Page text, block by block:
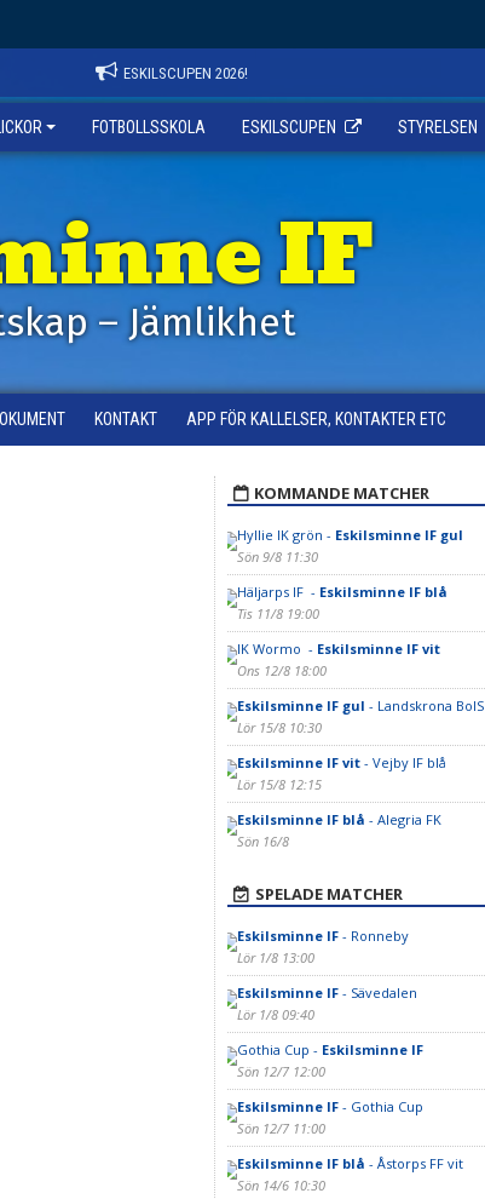
ESKILSCUPEN 2026!
FOTBOLLSSKOLA ESKILSCUPEN STYRELSEN
IF
– Jämlikhet
KONTAKT APP FÖR KALLELSER, KONTAKTER ETC
KOMMANDE MATCHER
Hyllie IK grön - Eskilsminne IF gul
Sön 9/8 11:30
Häljarps IF - Eskilsminne IF blå
Tis 11/8 19:00
IK Wormo - Eskilsminne IF vit
Ons 12/8 18:00
Eskilsminne IF gul - Landskrona BoIS
Lör 15/8 10:30
Eskilsminne IF vit- Vejby IF blå
Lör 15/8 12:15
Eskilsminne IF blå - Alegria FK
Sön 16/8
SPELADE MATCHER
Eskilsminne IF- Ronneby
Lör 1/8 13:00
Eskilsminne IF- Sävedalen
Lör 1/8 09:40
Gothia Cup - Eskilsminne IF
Sön 12/7 12:00
Eskilsminne IF- Gothia Cup
Sön 12/7 11:00
Eskilsminne IF blå - Åstorps FF vit
Sön 14/6 10:30